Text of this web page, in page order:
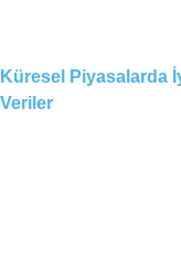
Küresel Piyasalarda
Veriler